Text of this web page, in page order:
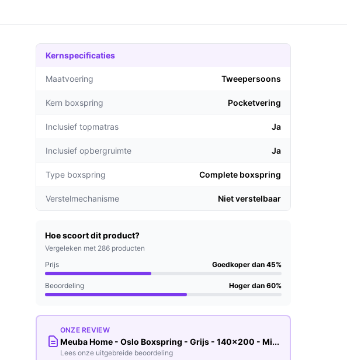
Kernspecificaties
Maatvoering Tweepersoons
Kern boxspring Pocketvering
Inclusief topmatras Ja
Inclusief opbergruimte Ja
Type boxspring Complete boxspring
Verstelmechanisme Niet verstelbaar
Hoe scoort dit product?
Vergeleken met 286 producten
Prijs
Goedkoper dan 45%
Beoordeling Hoger dan 60%
ONZE REVIEW
Meuba Home - Oslo Boxspring - Grijs - 140x200 - Mi...
Lees onze uitgebreide beoordeling